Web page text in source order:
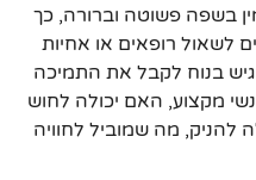
בשפה פשוטה וברורה, כך
לשאול רופאים או אחיות
בנוח לקבל את התמיכה
מקצוע, האם יכולה לחוש
להניק, מה שמוביל לחוויה